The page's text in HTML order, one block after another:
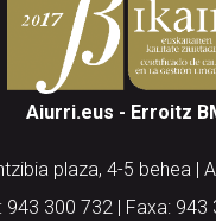
Aiurri.eus - Erroitz
plaza, 4-5 behea |
943 300 732 | Faxa: 943